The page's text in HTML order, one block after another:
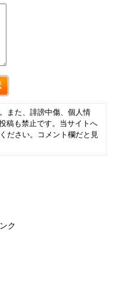
また、誹謗中傷、個人情
稿も禁止です。当サイトへ
ださい。コメント欄だと見
ク